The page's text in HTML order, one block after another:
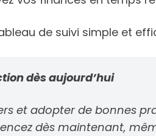
de suivi simple et
dès aujourd’hui
et adopter de bonnes
dès maintenant,